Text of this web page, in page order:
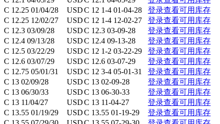
C 12.25 01/04/28
USDC 12 1-4 01-04-28
登录查看可用库存
C 12.25 12/02/27
USDC 12 1-4 12-02-27
登录查看可用库存
C 12.3 03/09/28
USDC 12.3 03-09-28
登录查看可用库存
C 12.4 09/13/28
USDC 12.4 09-13-28
登录查看可用库存
C 12.5 03/22/29
USDC 12 1-2 03-22-29
登录查看可用库存
C 12.6 03/07/29
USDC 12.6 03-07-29
登录查看可用库存
C 12.75 05/01/31
USDC 12 3-4 05-01-31
登录查看可用库存
C 13 02/09/28
USDC 13 02-09-28
登录查看可用库存
C 13 06/30/33
USDC 13 06-30-33
登录查看可用库存
C 13 11/04/27
USDC 13 11-04-27
登录查看可用库存
C 13.55 01/19/29
USDC 13.55 01-19-29
登录查看可用库存